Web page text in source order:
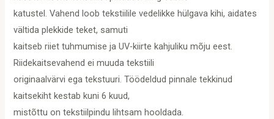
katustel. Vahend loob tekstiilile vedelikke hülgava kihi, aidates
vältida plekkide teket, samuti
kaitseb riiet tuhmumise ja UV-kiirte kahjuliku mõju eest.
Riidekaitsevahend ei muuda tekstiili
originaalvärvi ega tekstuuri. Töödeldud pinnale tekkinud
kaitsekiht kestab kuni 6 kuud,
mistõttu on tekstiilpindu lihtsam hooldada.